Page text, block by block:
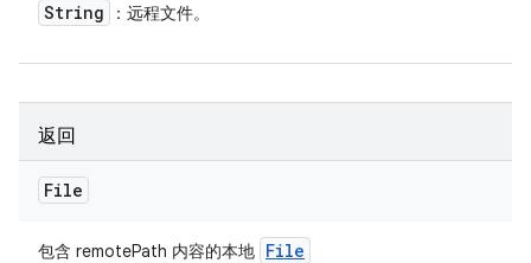
String ：远程文件。
返回
File
包含 remotePath 内容的本地 File